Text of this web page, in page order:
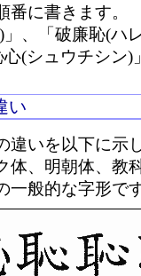
番に書きます。
」、「破廉恥(ハ
(シュウチシン)」
い
違いを以下に示
体、明朝体、教
一般的な字形です